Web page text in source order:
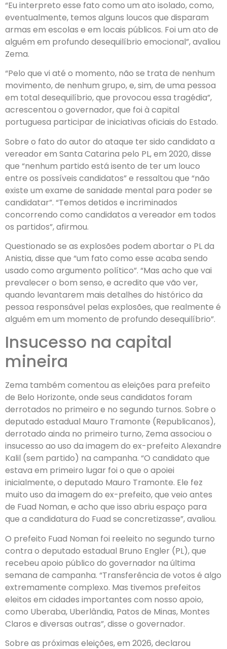
“Eu interpreto esse fato como um ato isolado, como,
eventualmente, temos alguns loucos que disparam
armas em escolas e em locais públicos. Foi um ato de
alguém em profundo desequilíbrio emocional”, avaliou
Zema.
“Pelo que vi até o momento, não se trata de nenhum
movimento, de nenhum grupo, e, sim, de uma pessoa
em total desequilíbrio, que provocou essa tragédia”,
acrescentou o governador, que foi à capital
portuguesa participar de iniciativas oficiais do Estado.
Sobre o fato do autor do ataque ter sido candidato a
vereador em Santa Catarina pelo PL, em 2020, disse
que “nenhum partido está isento de ter um louco
entre os possíveis candidatos” e ressaltou que “não
existe um exame de sanidade mental para poder se
candidatar”. “Temos detidos e incriminados
concorrendo como candidatos a vereador em todos
os partidos”, afirmou.
Questionado se as explosões podem abortar o PL da
Anistia, disse que “um fato como esse acaba sendo
usado como argumento político”. “Mas acho que vai
prevalecer o bom senso, e acredito que vão ver,
quando levantarem mais detalhes do histórico da
pessoa responsável pelas explosões, que realmente é
alguém em um momento de profundo desequilíbrio”.
Insucesso na capital
mineira
Zema também comentou as eleições para prefeito
de Belo Horizonte, onde seus candidatos foram
derrotados no primeiro e no segundo turnos. Sobre o
deputado estadual Mauro Tramonte (Republicanos),
derrotado ainda no primeiro turno, Zema associou o
insucesso ao uso da imagem do ex-prefeito Alexandre
Kalil (sem partido) na campanha. “O candidato que
estava em primeiro lugar foi o que o apoiei
inicialmente, o deputado Mauro Tramonte. Ele fez
muito uso da imagem do ex-prefeito, que veio antes
de Fuad Noman, e acho que isso abriu espaço para
que a candidatura do Fuad se concretizasse”, avaliou.
O prefeito Fuad Noman foi reeleito no segundo turno
contra o deputado estadual Bruno Engler (PL), que
recebeu apoio público do governador na última
semana de campanha. “Transferência de votos é algo
extremamente complexo. Mas tivemos prefeitos
eleitos em cidades importantes com nosso apoio,
como Uberaba, Uberlândia, Patos de Minas, Montes
Claros e diversas outras”, disse o governador.
Sobre as próximas eleições, em 2026, declarou